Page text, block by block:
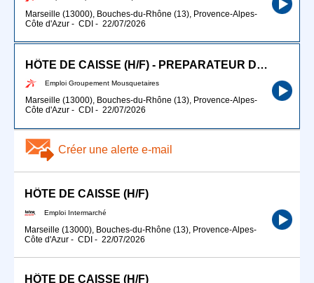
Marseille (13000), Bouches-du-Rhône (13), Provence-Alpes-
Côte d'Azur - CDI - 22/07/2026
HÔTE DE CAISSE (H/F) - PREPARATEUR DRIVE (H/F) Intermarché des Camoins
Emploi Groupement Mousquetaires
Marseille (13000), Bouches-du-Rhône (13), Provence-Alpes-
Côte d'Azur - CDI - 22/07/2026
Créer une alerte e-mail
HÔTE DE CAISSE (H/F)
Emploi Intermarché
Marseille (13000), Bouches-du-Rhône (13), Provence-Alpes-
Côte d'Azur - CDI - 22/07/2026
HÔTE DE CAISSE (H/F)